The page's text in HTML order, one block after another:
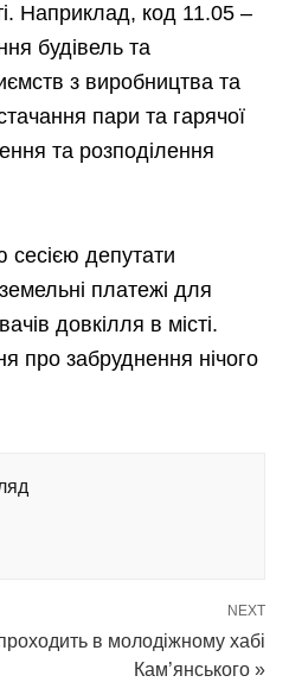
Наприклад, код 11.05 –
будівель та
з виробництва та
пари та гарячої
та розподілення
депутати
платежі для
довкілля в місті.
про забруднення нічого
NEXT
в молодіжному хабі
Кам’янського »